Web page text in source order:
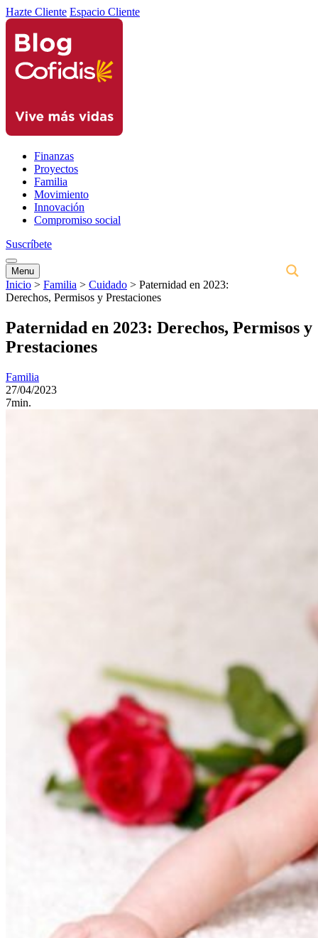
Hazte Cliente Espacio Cliente
Finanzas
Proyectos
Familia
Movimiento
Innovación
Compromiso social
Suscríbete
Menu
Inicio > Familia > Cuidado > Paternidad en 2023:
Derechos, Permisos y Prestaciones
Paternidad en 2023: Derechos, Permisos y
Prestaciones
Familia
27/04/2023
7min.